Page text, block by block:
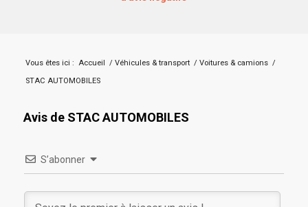
Vous êtes ici : Accueil / Véhicules & transport / Voitures & camions /
STAC AUTOMOBILES
Avis de STAC AUTOMOBILES
S’abonner